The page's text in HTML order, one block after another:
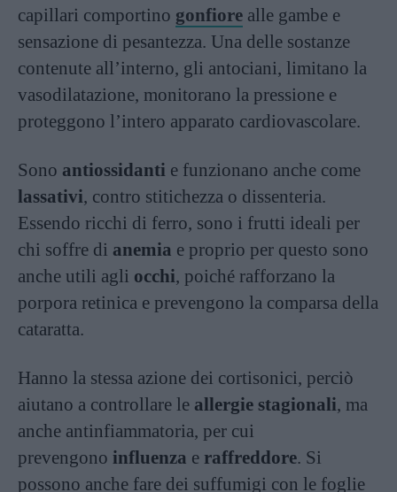
capillari comportino gonfiore alle gambe e
sensazione di pesantezza. Una delle sostanze
contenute all’interno, gli antociani, limitano la
vasodilatazione, monitorano la pressione e
proteggono l’intero apparato cardiovascolare.
Sono antiossidanti e funzionano anche come
lassativi, contro stitichezza o dissenteria.
Essendo ricchi di ferro, sono i frutti ideali per
chi soffre di anemia e proprio per questo sono
anche utili agli occhi, poiché rafforzano la
porpora retinica e prevengono la comparsa della
cataratta.
Hanno la stessa azione dei cortisonici, perciò
aiutano a controllare le allergie stagionali, ma
anche antinfiammatoria, per cui
prevengono influenza e raffreddore. Si
possono anche fare dei suffumigi con le foglie